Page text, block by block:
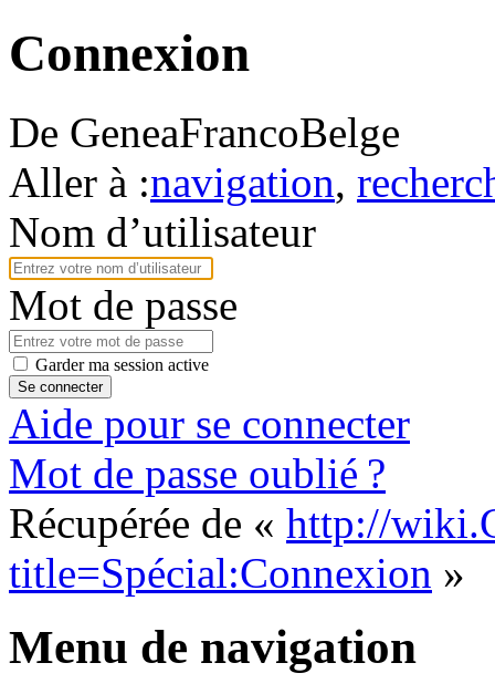
Connexion
De GeneaFrancoBelge
Aller à :navigation,
Nom d’utilisateur
Mot de passe
Garder ma session active
Se connecter
Aide pour se connecter
Mot de passe oublié ?
Récupérée de « http://
title=Spécial:Connexion »
Menu de navigation